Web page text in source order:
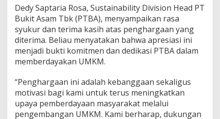
n
a
T
e
r
b
Dedy Saptaria Rosa, Sustainability Division Head PT
Bukit Asam Tbk (PTBA), menyampaikan rasa
syukur dan terima kasih atas penghargaan yang
diterima. Beliau menyatakan bahwa apresiasi ini
menjadi bukti komitmen dan dedikasi PTBA dalam
memberdayakan UMKM.
“Penghargaan ini adalah kebanggaan sekaligus
motivasi bagi kami untuk terus meningkatkan
upaya pemberdayaan masyarakat melalui
pengembangan UMKM. Kami berharap, dukungan